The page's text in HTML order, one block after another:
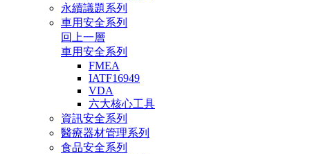
永續議題系列
車用安全系列
回上一層
車用安全系列
FMEA
IATF16949
VDA
六大核心工具
資訊安全系列
醫療器材管理系列
食品安全系列